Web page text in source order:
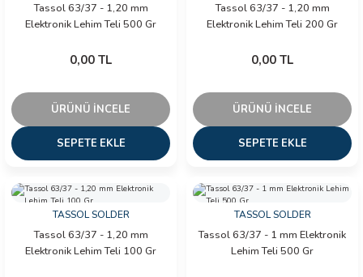
Tassol 63/37 - 1,20 mm
Elektronik Lehim Teli 500 Gr
0,00 TL
ÜRÜNÜ İNCELE
SEPETE EKLE
Tassol 63/37 - 1,20 mm
Elektronik Lehim Teli 200 Gr
0,00 TL
ÜRÜNÜ İNCELE
SEPETE EKLE
TASSOL SOLDER
Tassol 63/37 - 1,20 mm
Elektronik Lehim Teli 100 Gr
TASSOL SOLDER
Tassol 63/37 - 1 mm Elektronik
Lehim Teli 500 Gr